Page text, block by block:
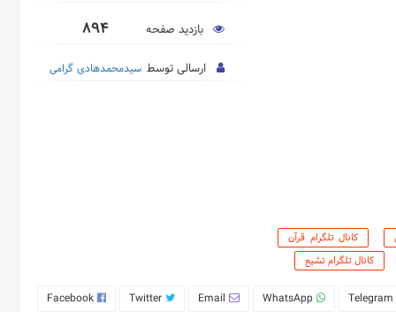
کانال تلگرام قرآن
کانال تلگرام تشیع
بازدید صفحه 894
ارسالی توسط سیدمحمدهادی گرامی
Telegram
WhatsApp
Email
Twitter
Facebook